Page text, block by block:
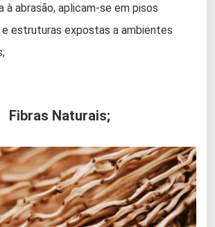
à abrasão, aplicam-se em pisos
e estruturas expostas a ambientes
Fibras Naturais;